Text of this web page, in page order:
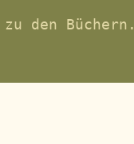
den Büchern.